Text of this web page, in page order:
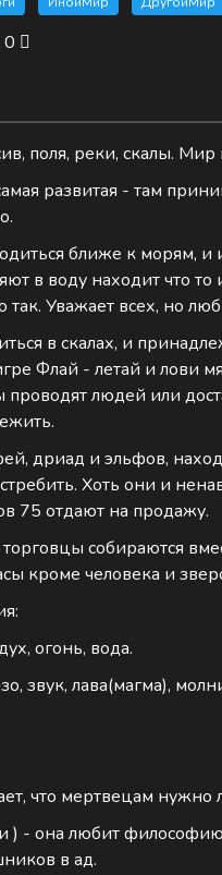
0
поля, реки, скалы.
развитая - там
ближе к морям,
в воду находит что то
так. Уважает всех, но
в скалах, и
Флай - летай и лови
людей или
дриад и эльфов,
Хоть они и
75 отдают на продажу.
собираются
кроме человека и
огонь, вода.
звук, лава(магма),
что мертвецам
- она любит философию.
в ад.